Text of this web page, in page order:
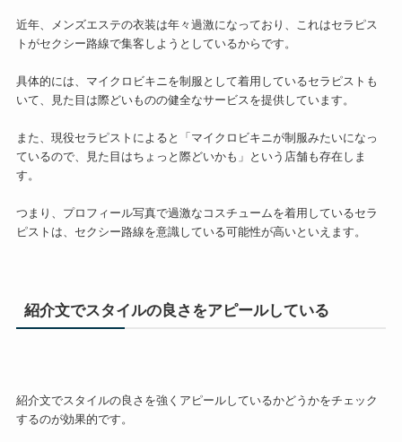
近年、メンズエステの衣装は年々過激になっており、これはセラピス
トがセクシー路線で集客しようとしているからです。
具体的には、マイクロビキニを制服として着用しているセラピストも
いて、見た目は際どいものの健全なサービスを提供しています。
また、現役セラピストによると「マイクロビキニが制服みたいになっ
ているので、見た目はちょっと際どいかも」という店舗も存在しま
す。
つまり、プロフィール写真で過激なコスチュームを着用しているセラ
ピストは、セクシー路線を意識している可能性が高いといえます。
紹介文でスタイルの良さをアピールしている
紹介文でスタイルの良さを強くアピールしているかどうかをチェック
するのが効果的です。